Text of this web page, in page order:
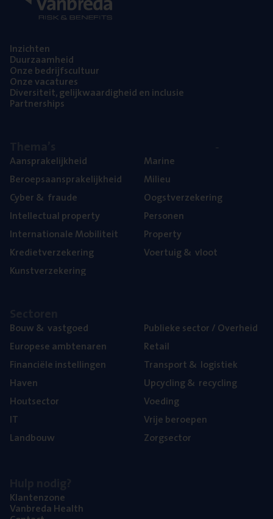
Inzich­ten
Duur­zaam­heid
Onze bedrijfs­cul­tuur
Onze vaca­tu­res
Diver­si­teit, gelijk­waar­dig­heid en inclusie
Part­ner­ships
Aan­spra­ke­lijk­heid
Beroeps­aan­spra­ke­lijk­heid
Cyber& fraude
Intel­lec­tu­al property
Inter­na­ti­o­na­le Mobiliteit
Kre­diet­ver­ze­ke­ring
Kunst­ver­ze­ke­ring
Mari­ne
Mili­eu
Oogst­ver­ze­ke­ring
Per­so­nen
Pro­per­ty
Voer­tuig& vloot
Bouw& vastgoed
Euro­pe­se ambtenaren
Finan­ci­ë­le instellingen
Haven
Hout­sec­tor
IT
Land­bouw
Publie­ke sec­tor / Overheid
Retail
Trans­port& logistiek
Upcy­cling& recycling
Voe­ding
Vrije beroe­pen
Zorg­sec­tor
Klan­ten­zo­ne
Van­b­re­da Health